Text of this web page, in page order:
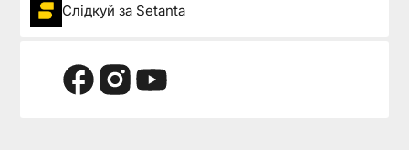
Слідкуй за Setanta